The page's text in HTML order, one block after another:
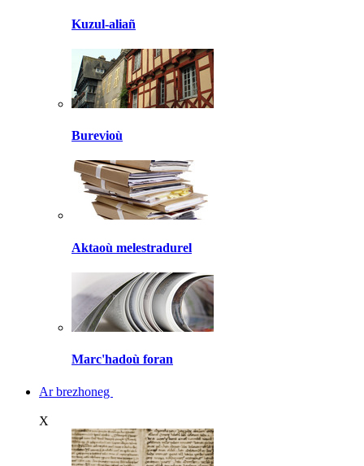
Kuzul-aliañ
Burevioù
Aktaoù melestradurel
Marc'hadoù foran
Ar brezhoneg
X